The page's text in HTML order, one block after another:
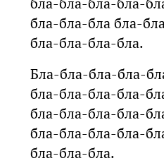
бла-бла-бла бла-
бла-бла-бла-бла.
Бла-бла-бла-бла-
бла-бла-бла-бла-
бла-бла-бла-бла-
бла-бла-бла-бла-
бла-бла-бла.